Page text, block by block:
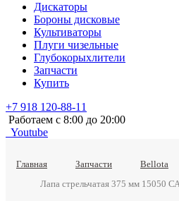
Дискаторы
Бороны дисковые
Культиваторы
Плуги чизельные
Глубокорыхлители
Запчасти
Купить
+7 918 120-88-11
Работаем c 8:00 до 20:00
Youtube
Главная Запчасти Bellota
Лапа стрельчатая 375 мм 15050